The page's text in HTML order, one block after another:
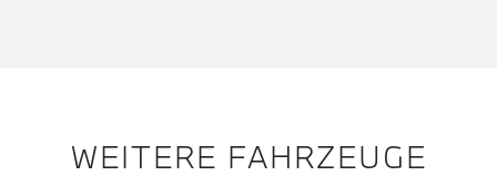
WEITERE FAHRZEUGE